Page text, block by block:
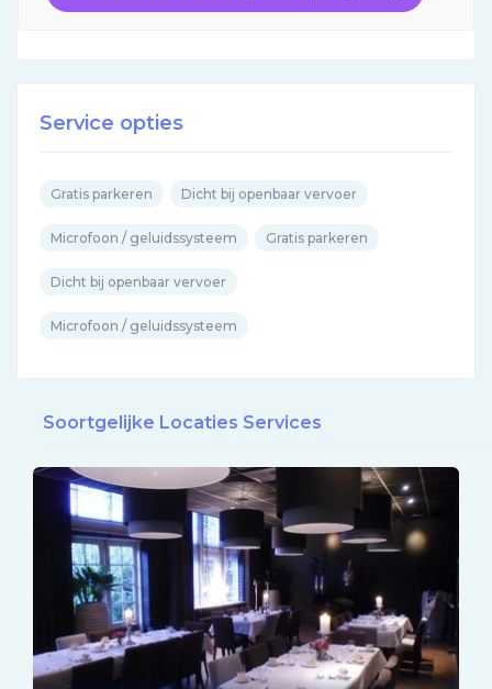
Service opties
Gratis parkeren Dicht bij openbaar vervoer
Microfoon / geluidssysteem Gratis parkeren
Dicht bij openbaar vervoer
Microfoon / geluidssysteem
Soortgelijke Locaties Services